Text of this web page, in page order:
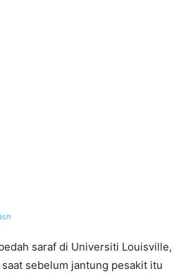
saraf di Universiti Louisville,
sebelum jantung pesakit itu